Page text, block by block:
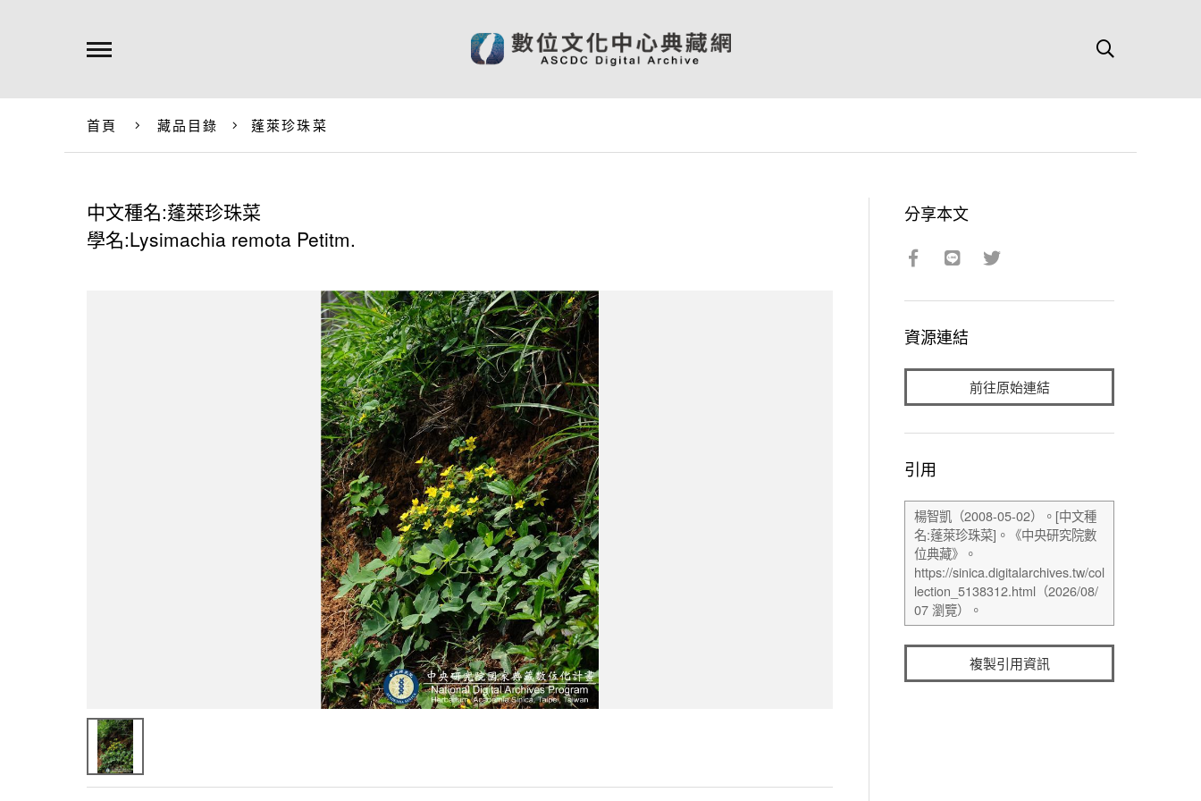
首頁 藏品目錄 蓬萊珍珠菜
中文種名:蓬萊珍珠菜
學名:Lysimachia remota Petitm.
分享本文
資源連結
前往原始連結
引用
複製引用資訊